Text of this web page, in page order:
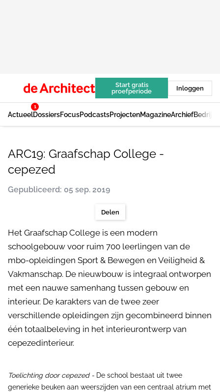
Start gratis
proefperiode
Inloggen
Actueel
1
DossiersFocusPodcastsProjectenMagazineArchief
ARC19: Graafschap College -
cepezed
Gepubliceerd: 05 sep. 2019
Delen
Het Graafschap College is een modern
schoolgebouw voor ruim 700 leerlingen van de
mbo-opleidingen Sport & Bewegen en Veiligheid &
Vakmanschap. De nieuwbouw is integraal ontworpen
met een nauwe samenhang tussen gebouw en
interieur. De karakters van de twee zeer
verschillende opleidingen zijn gecombineerd binnen
één totaalbeleving in het interieurontwerp van
cepezedinterieur.
Toelichting door cepezed - De school bestaat uit twee
generieke beuken aan weerszijden van een centraal atrium met